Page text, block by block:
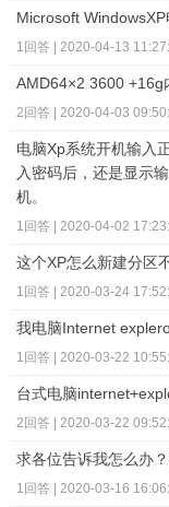
Microsoft
1回答 | 2020-04-13
AMD64×2 3600 +16g
2回答 | 2020-04-03
电脑Xp系统开机输入
入密码后，还是显示
机。
1回答 | 2020-04-02
这个XP怎么新建分区
1回答 | 2020-03-24
我电脑Internet
1回答 | 2020-03-22
台式电脑
2回答 | 2020-03-22
求各位告诉我怎么办
1回答 | 2020-03-16